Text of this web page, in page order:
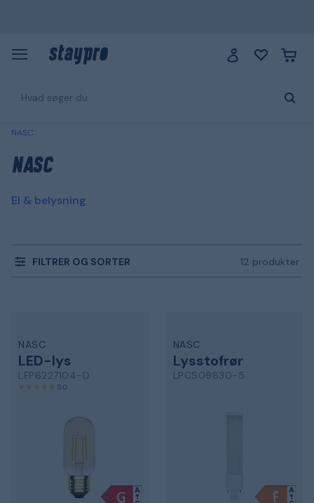
NASC
NASC
El & belysning
FILTRER OG SORTER 12 produkter
NASC
LED-lys
LFP6227104-D
5,0
NASC
Lysstofrør
LPCS09830-5